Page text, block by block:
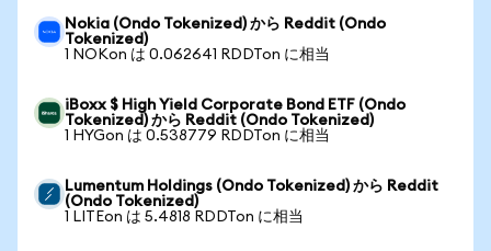
Nokia (Ondo Tokenized) から Reddit (Ondo
Tokenized)
1 NOKon は 0.062641 RDDTon に相当
iBoxx $ High Yield Corporate Bond ETF (Ondo
Tokenized) から Reddit (Ondo Tokenized)
1 HYGon は 0.538779 RDDTon に相当
Lumentum Holdings (Ondo Tokenized) から Reddit
(Ondo Tokenized)
1 LITEon は 5.4818 RDDTon に相当